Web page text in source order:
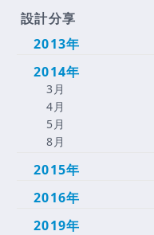
設計分享
2013年
2014年
3月
4月
5月
8月
2015年
2016年
2019年